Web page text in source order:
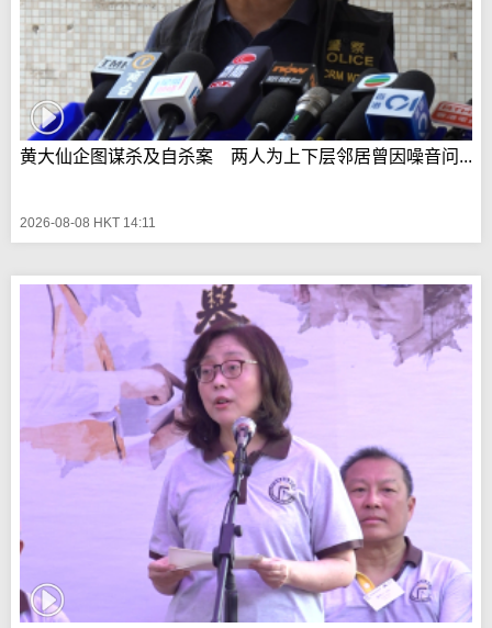
黄大仙企图谋杀及自杀案 两人为上下层邻居曾因噪音问...
2026-08-08 HKT 14:11